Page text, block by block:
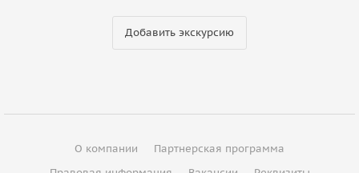
Добавить экскурсию
О компании
Партнерская программа